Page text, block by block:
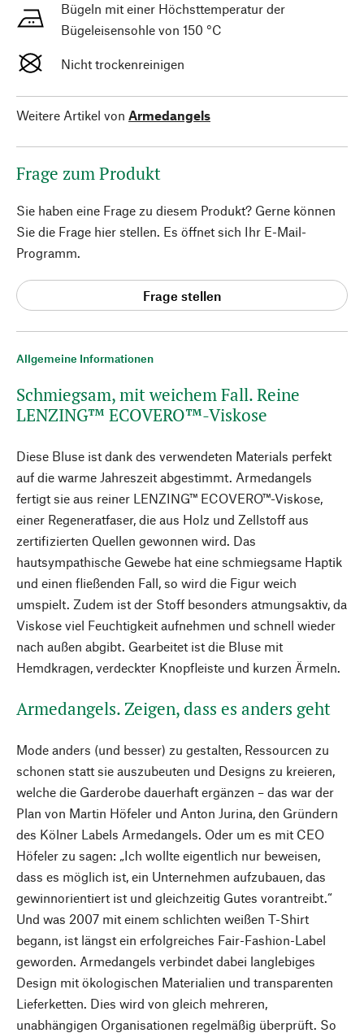
Allgemeine Informationen
Schmiegsam, mit weichem Fall. Reine
LENZING™ ECOVERO™-Viskose
Diese Bluse ist dank des verwendeten Materials perfekt
auf die warme Jahreszeit abgestimmt. Armedangels
fertigt sie aus reiner LENZING™ ECOVERO™-Viskose,
einer Regeneratfaser, die aus Holz und Zellstoff aus
zertifizierten Quellen gewonnen wird. Das
hautsympathische Gewebe hat eine schmiegsame Haptik
und einen fließenden Fall, so wird die Figur weich
umspielt. Zudem ist der Stoff besonders atmungsaktiv, da
Viskose viel Feuchtigkeit aufnehmen und schnell wieder
nach außen abgibt. Gearbeitet ist die Bluse mit
Hemdkragen, verdeckter Knopfleiste und kurzen Ärmeln.
Armedangels. Zeigen, dass es anders geht
Mode anders (und besser) zu gestalten, Ressourcen zu
schonen statt sie auszubeuten und Designs zu kreieren,
welche die Garderobe dauerhaft ergänzen – das war der
Plan von Martin Höfeler und Anton Jurina, den Gründern
des Kölner Labels Armedangels. Oder um es mit CEO
Höfeler zu sagen: „Ich wollte eigentlich nur beweisen,
dass es möglich ist, ein Unternehmen aufzubauen, das
gewinnorientiert ist und gleichzeitig Gutes vorantreibt.“
Und was 2007 mit einem schlichten weißen T-Shirt
begann, ist längst ein erfolgreiches Fair-Fashion-Label
geworden. Armedangels verbindet dabei langlebiges
Design mit ökologischen Materialien und transparenten
Lieferketten. Dies wird von gleich mehreren,
unabhängigen Organisationen regelmäßig überprüft. So
Bügeln mit einer Höchsttemperatur der
Bügeleisensohle von 150 °C
Nicht trockenreinigen
Weitere Artikel von Armedangels
Frage zum Produkt
Sie haben eine Frage zu diesem Produkt? Gerne können
Sie die Frage hier stellen. Es öffnet sich Ihr E-Mail-
Programm.
Frage stellen